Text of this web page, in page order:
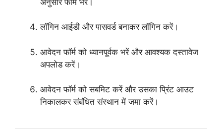
लॉगिन आईडी और पासवर्ड बनाकर लॉगिन करें।
आवेदन फॉर्म को ध्यानपूर्वक भरें और आवश्यक दस्तावेज
अपलोड करें।
आवेदन फॉर्म को सबमिट करें और उसका प्रिंट आउट
निकालकर संबंधित संस्थान में जमा करें।